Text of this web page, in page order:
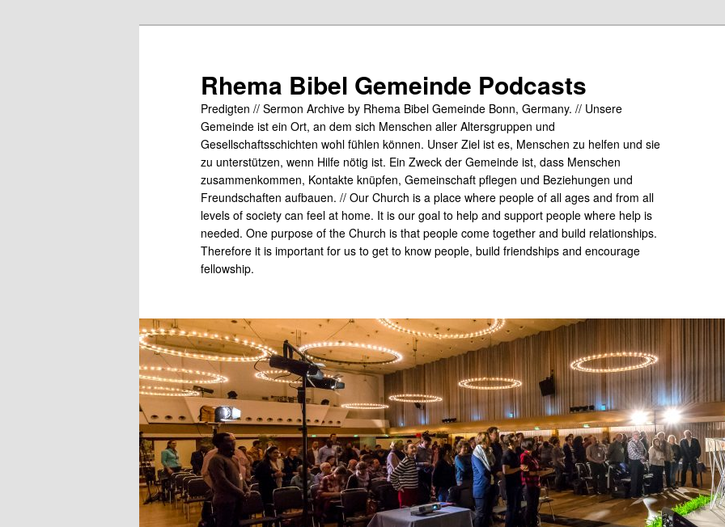
Rhema Bibel Gemeinde Podcasts
Predigten // Sermon Archive by Rhema Bibel Gemeinde Bonn, Germany. // Unsere
Gemeinde ist ein Ort, an dem sich Menschen aller Altersgruppen und
Gesellschaftsschichten wohl fühlen können. Unser Ziel ist es, Menschen zu helfen und sie
zu unterstützen, wenn Hilfe nötig ist. Ein Zweck der Gemeinde ist, dass Menschen
zusammenkommen, Kontakte knüpfen, Gemeinschaft pflegen und Beziehungen und
Freundschaften aufbauen. // Our Church is a place where people of all ages and from all
levels of society can feel at home. It is our goal to help and support people where help is
needed. One purpose of the Church is that people come together and build relationships.
Therefore it is important for us to get to know people, build friendships and encourage
fellowship.